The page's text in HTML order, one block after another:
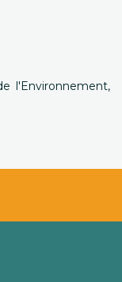
l'Environnement,